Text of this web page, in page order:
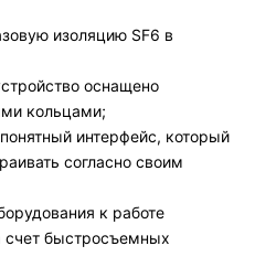
изоляцию SF6 в
оснащено
кольцами;
интерфейс, который
согласно своим
к работе
счет быстросъемных